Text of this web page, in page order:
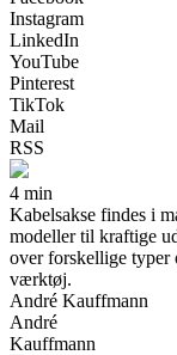
Instagram
LinkedIn
YouTube
Pinterest
TikTok
Mail
RSS
4 min
Kabelsakse findes i
modeller til kraftige
over forskellige
værktøj.
André Kauffmann
André
Kauffmann